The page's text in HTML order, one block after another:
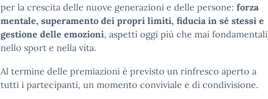
per la crescita delle nuove generazioni e delle persone: forza
mentale, superamento dei propri limiti, fiducia in sé stessi e
gestione delle emozioni, aspetti oggi più che mai fondamentali
nello sport e nella vita.
Al termine delle premiazioni è previsto un rinfresco aperto a
tutti i partecipanti, un momento conviviale e di condivisione.